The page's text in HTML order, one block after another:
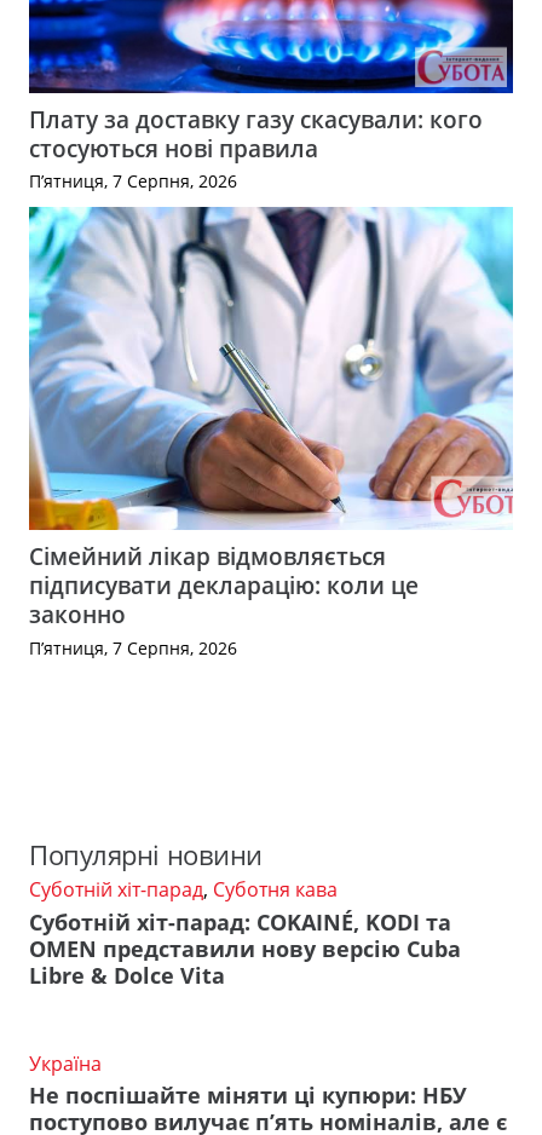
Плату за доставку газу скасували: кого
стосуються нові правила
П’ятниця, 7 Серпня, 2026
Сімейний лікар відмовляється
підписувати декларацію: коли це
законно
П’ятниця, 7 Серпня, 2026
Популярні новини
Суботній хіт-парад, Суботня кава
Суботній хіт-парад: COKAINÉ, KODI та
OMEN представили нову версію Cuba
Libre & Dolce Vita
Україна
Не поспішайте міняти ці купюри: НБУ
поступово вилучає п’ять номіналів, але є